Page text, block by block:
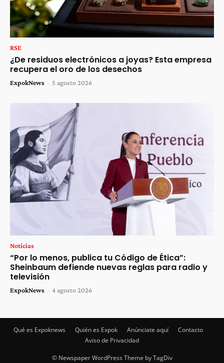
RSE
¿De residuos electrónicos a joyas? Esta empresa
recupera el oro de los desechos
ExpokNews - 5 agosto 2026
Noticias
“Por lo menos, publica tu Código de Ética”:
Sheinbaum defiende nuevas reglas para radio y
televisión
ExpokNews - 4 agosto 2026
Qué es Expoknews Quién es Expok Anúnciate aquí
Contacto
Aviso de Privacidad
© Newspaper WordPress Theme by TagDiv